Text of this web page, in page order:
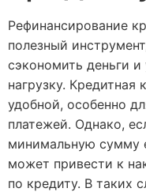
Рефинансирование
полезный
сэкономить деньги
нагрузку. Кредитная
удобной, особенно
платежей. Однако,
минимальную сумму
может привести к
по кредиту. В таких